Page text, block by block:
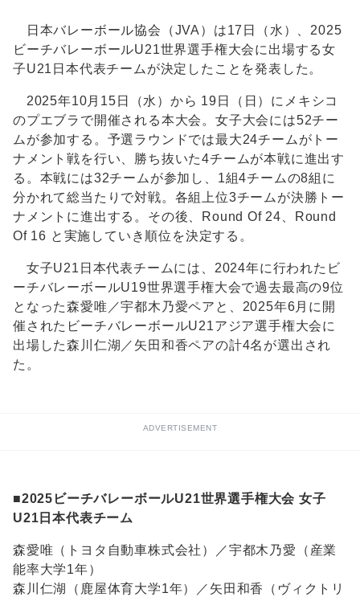
日本バレーボール協会（JVA）は17日（水）、2025
ビーチバレーボールU21世界選手権大会に出場する女
子U21日本代表チームが決定したことを発表した。
2025年10月15日（水）から 19日（日）にメキシコ
のプエブラで開催される本大会。女子大会には52チー
ムが参加する。予選ラウンドでは最大24チームがトー
ナメント戦を行い、勝ち抜いた4チームが本戦に進出す
る。本戦には32チームが参加し、1組4チームの8組に
分かれて総当たりで対戦。各組上位3チームが決勝トー
ナメントに進出する。その後、Round Of 24、Round
Of 16 と実施していき順位を決定する。
女子U21日本代表チームには、2024年に行われたビ
ーチバレーボールU19世界選手権大会で過去最高の9位
となった森愛唯／宇都木乃愛ペアと、2025年6月に開
催されたビーチバレーボールU21アジア選手権大会に
出場した森川仁湖／矢田和香ペアの計4名が選出され
た。
ADVERTISEMENT
■2025ビーチバレーボールU21世界選手権大会 女子
U21日本代表チーム
森愛唯（トヨタ自動車株式会社）／宇都木乃愛（産業
能率大学1年）
森川仁湖（鹿屋体育大学1年）／矢田和香（ヴィクトリ